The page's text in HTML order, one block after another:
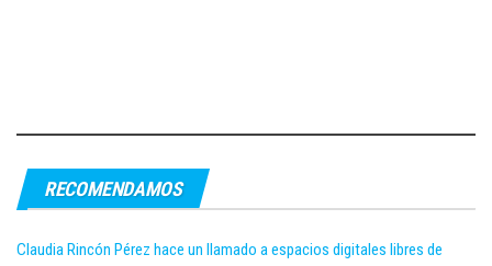
RECOMENDAMOS
Claudia Rincón Pérez hace un llamado a espacios digitales libres de